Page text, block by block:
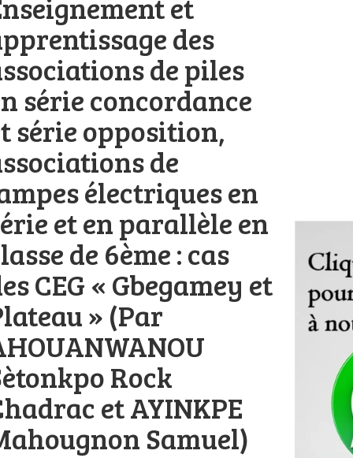
des
de piles
série concordance
série opposition,
de
électriques en
et en parallèle en
de 6ème : cas
CEG « Gbegamey et
» (Par
Rock
et AYINKPE
Samuel)